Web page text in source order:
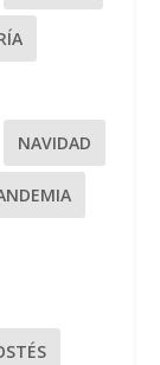
NAVIDAD